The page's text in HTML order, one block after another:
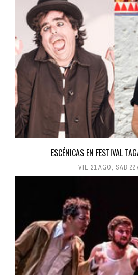
ESCÉNICAS EN FESTIVAL
VIE 21 AGO, SÁB 22